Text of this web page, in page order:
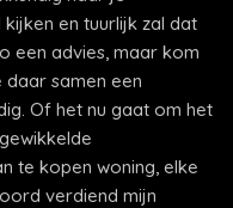
en tuurlijk zal dat
een advies, maar kom
daar samen een
Of het nu gaat om het
te kopen woning, elke
verdiend mijn